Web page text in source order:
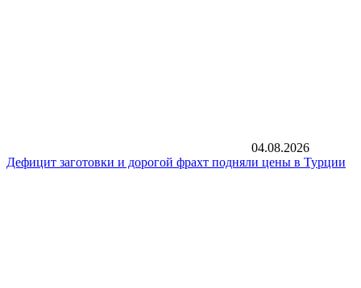
04.08.2026
Дефицит заготовки и дорогой фрахт подняли цены в Турции